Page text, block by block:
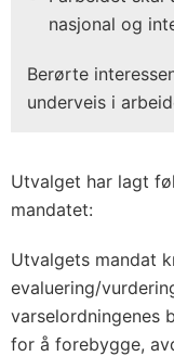
nasjonal og
Berørte
underveis i
Utvalget har lagt
mandatet:
Utvalgets mandat
evaluering/
varselordningenes
for å forebygge,